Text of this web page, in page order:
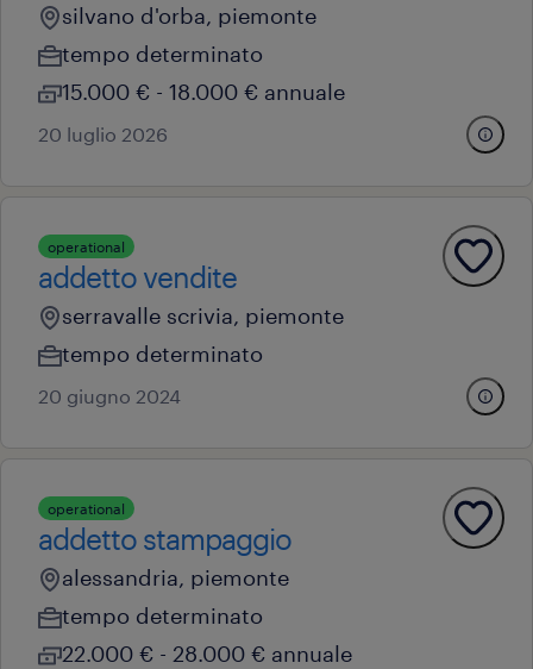
silvano d'orba, piemonte
tempo determinato
15.000 € - 18.000 € annuale
20 luglio 2026
operational
addetto vendite
serravalle scrivia, piemonte
tempo determinato
20 giugno 2024
operational
addetto stampaggio
alessandria, piemonte
tempo determinato
22.000 € - 28.000 € annuale